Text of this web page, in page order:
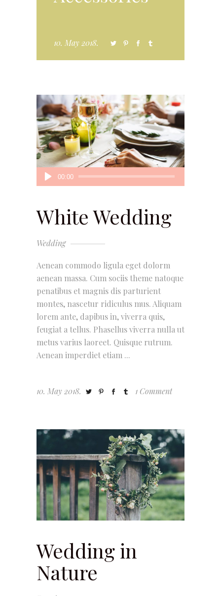
10. May 2018.
Audio
Player
00:00
White Wedding
Wedding
Aenean commodo ligula eget dolorm
aenean massa. Cum sociis theme natoque
penatibus et magnis dis parturient
montes, nascetur ridiculus mus. Aliquam
lorem ante, dapibus in, viverra quis,
feugiat a tellus. Phasellus viverra nulla ut
metus varius laoreet. Quisque rutrum.
Aenean imperdiet etiam
10. May 2018. 1 Comment
Wedding in
Nature